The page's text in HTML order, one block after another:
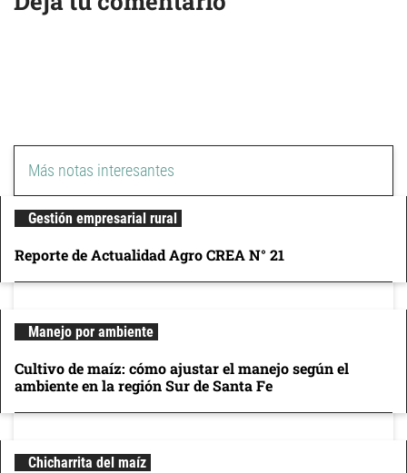
Más notas interesantes
Gestión empresarial rural
Reporte de Actualidad Agro CREA N° 21
Manejo por ambiente
Cultivo de maíz: cómo ajustar el manejo según el
ambiente en la región Sur de Santa Fe
Chicharrita del maíz